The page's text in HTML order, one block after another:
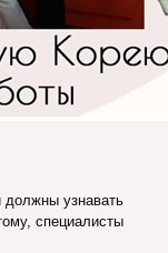
должны узнавать
специалисты